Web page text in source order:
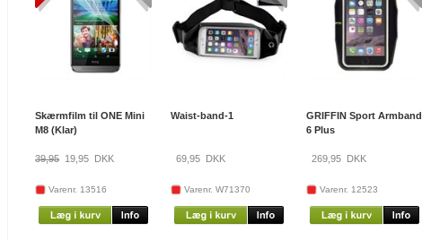
Skærmfilm til ONE Mini
M8 (Klar)
39,95 19,95 DKK
Varenr. 13516
Waist-band-1
69,95 DKK
Varenr. W71370
GRIFFIN Sport Armband
6 Plus
269,95 DKK
Varenr. 12523